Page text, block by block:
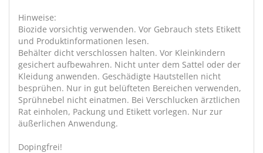
Hinweise:
Biozide vorsichtig verwenden. Vor Gebrauch stets Etikett
und Produktinformationen lesen.
Behälter dicht verschlossen halten. Vor Kleinkindern
gesichert aufbewahren. Nicht unter dem Sattel oder der
Kleidung anwenden. Geschädigte Hautstellen nicht
besprühen. Nur in gut belüfteten Bereichen verwenden,
Sprühnebel nicht einatmen. Bei Verschlucken ärztlichen
Rat einholen, Packung und Etikett vorlegen. Nur zur
äußerlichen Anwendung.
Dopingfrei!